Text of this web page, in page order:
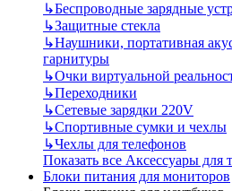
↳Беспроводные зарядные
↳Защитные стекла
↳Наушники, портативная
гарнитуры
↳Очки виртуальной
↳Переходники
↳Сетевые зарядки 220V
↳Спортивные сумки и чехлы
↳Чехлы для телефонов
Показать все Аксессуары для
Блоки питания для мониторов